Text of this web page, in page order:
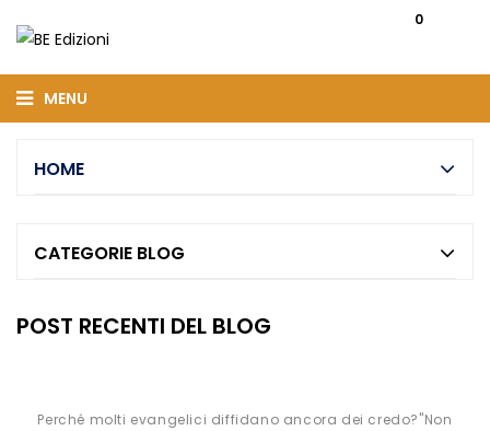
0
MENU
HOME
CATEGORIE BLOG
POST RECENTI DEL BLOG
Perché molti evangelici diffidano ancora dei credo?"Non